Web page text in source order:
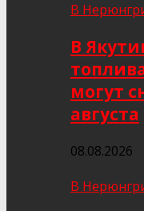
В
В
могут
августа
08.08.2026
В